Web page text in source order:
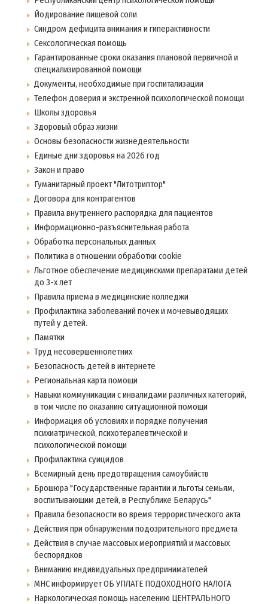
Йодирование пищевой соли
Синдром дефицита внимания и гиперактивности
Сексологическая помощь
Гарантированные сроки оказания плановой первичной и
специализированной помощи
Документы, необходимые при госпитализации
Телефон доверия и экстренной психологической помощи
Школы здоровья
Здоровый образ жизни
Основы безопасности жизнедеятельности
Единые дни здоровья на 2026 год
Закон и право
Гуманитарный проект "Литотриптор"
Договора для контрагентов
Правила внутреннего распорядка для пациентов
Информационно-разъяснительная работа
Обработка персональных данных
Политика в отношении обработки cookie
Льготное обеспечение медицинскими препаратами детей
до 3-х лет
Правила приема в медицинские колледжи
Профилактика заболеваний почек и мочевыводящих
путей у детей.
Памятки
Труд несовершеннолетних
Безопасность детей в интернете
Региональная карта помощи
Навыки коммуникации с инвалидами различных категорий,
в том числе по оказанию ситуационной помощи
Информация об условиях и порядке получения
психиатрической, психотерапевтической и
психологической помощи
Профилактика суицидов
Всемирный день предотвращения самоубийств
Брошюра "Государственные гарантии и льготы семьям,
воспитывающим детей, в Республике Беларусь"
Правила безопасности во время террористического акта
Действия при обнаружении подозрительного предмета
Действия в случае массовых мероприятий и массовых
беспорядков
Вниманию индивидуальных предпринимателей
МНС информирует ОБ УПЛАТЕ ПОДОХОДНОГО НАЛОГА
Наркологическая помощь населению ЦЕНТРАЛЬНОГО